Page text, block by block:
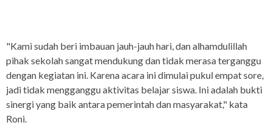
"Kami sudah beri imbauan jauh-jauh hari, dan alhamdulillah
pihak sekolah sangat mendukung dan tidak merasa terganggu
dengan kegiatan ini. Karena acara ini dimulai pukul empat sore,
jadi tidak mengganggu aktivitas belajar siswa. Ini adalah bukti
sinergi yang baik antara pemerintah dan masyarakat," kata
Roni.